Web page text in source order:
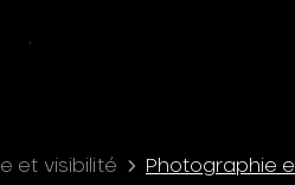
et visibilité Photographie